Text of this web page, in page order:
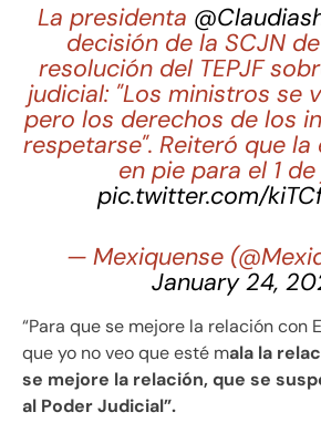
La presidenta
decisión de la SCJN
resolución del TEPJF
judicial: "Los ministros se
pero los derechos de los
respetarse". Reiteró que
en pie para el 1
pic.twitter.com/
— Mexiquense
January 24,
“Para que se mejore la relación con
que yo no veo que esté mala la
se mejore la relación, que se
al Poder Judicial”.